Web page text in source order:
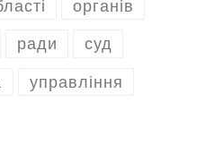
органів
ради суд
управління